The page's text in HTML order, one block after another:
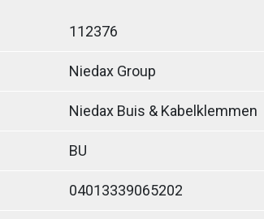
112376
Niedax Group
Niedax Buis & Kabelklemmen
BU
04013339065202